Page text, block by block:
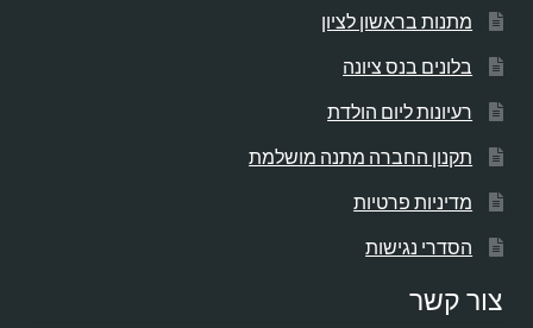
מתנות בראשון לציון
בלונים בנס ציונה
רעיונות ליום הולדת
תקנון החברה מתנה מושלמת
מדיניות פרטיות
הסדרי נגישות
צור קשר